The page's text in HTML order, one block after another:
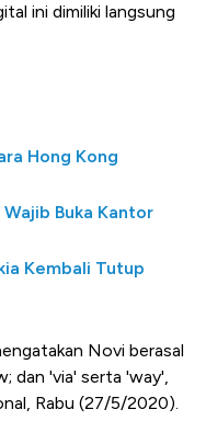
ini dimiliki langsung
Hong Kong
Buka Kantor
Kembali Tutup
Novi berasal
dan 'via' serta 'way',
Rabu (27/5/2020).